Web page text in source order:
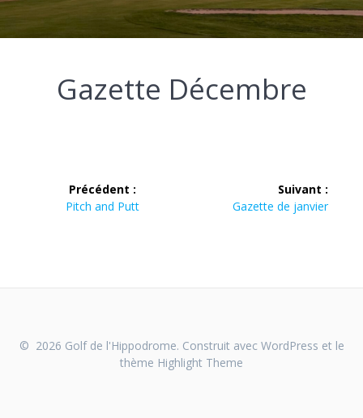
Gazette Décembre
Navigation
Précédent :
Article
Pitch and Putt
Suivant :
Article
Gazette de janvier
© 2026 Golf de l'Hippodrome. Construit avec WordPress et le
thème Highlight Theme